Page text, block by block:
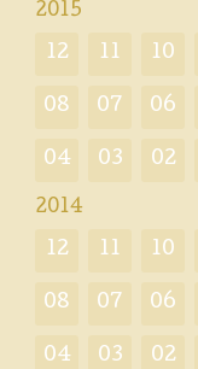
2015
12 11 10
08 07 06
04 03 02
2014
12 11 10
08 07 06
04 03 02